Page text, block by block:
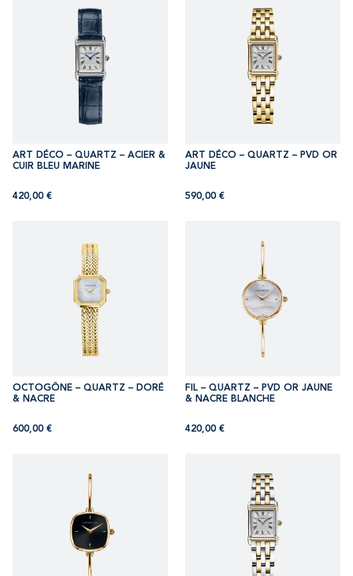
ART DÉCO – QUARTZ – ACIER &
CUIR BLEU MARINE
420,00 €
ART DÉCO – QUARTZ – PVD OR
JAUNE
590,00 €
OCTOGÔNE – QUARTZ – DORÉ
& NACRE
600,00 €
FIL – QUARTZ – PVD OR JAUNE
& NACRE BLANCHE
420,00 €